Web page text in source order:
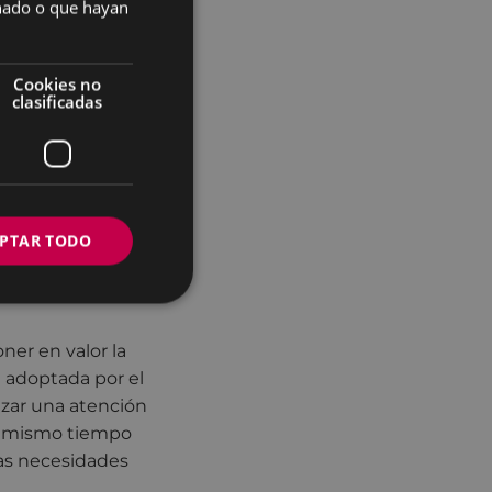
Pegora y el
una
municipales,
y una
municipal
con garantías,
y nuestro
en valor la
adoptada por el
una atención
mismo tiempo
necesidades
o que hayan
Cookies no
clasificadas
TODO